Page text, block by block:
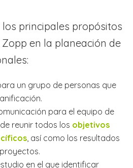
principales propósitos
en la planeación de
un grupo de personas que
para el equipo de
reunir todos los objetivos
, así como los resultados
en el que identificar